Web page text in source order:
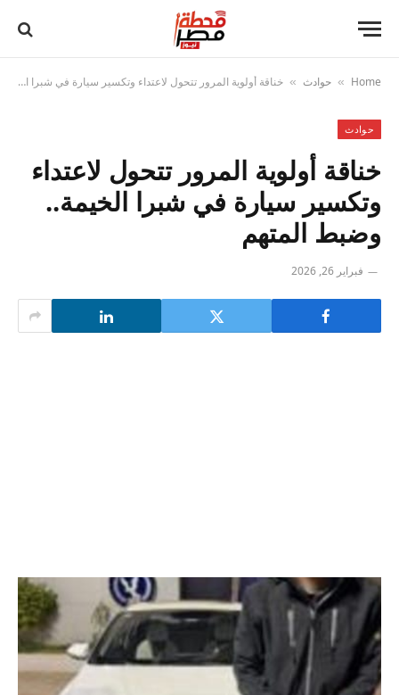
Home
» حوادث » خناقة أولوية المرور تتحول لاعتداء وتكسير سيارة في شبرا الخيمة.. وضبط المتهم
حوادث
خناقة أولوية المرور تتحول لاعتداء
وتكسير سيارة في شبرا الخيمة..
وضبط المتهم
فبراير 26, 2026